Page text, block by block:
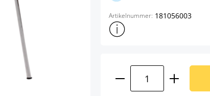
Artikelnummer: 181056003
Weitere
Produkt Anzahl: